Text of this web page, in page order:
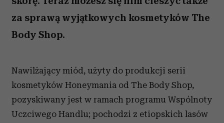
za sprawą wyjątkowych kosmetyków The
Body Shop.
Nawilżający miód, użyty do produkcji serii
kosmetyków Honeymania od The Body Shop,
pozyskiwany jest w ramach programu Wspólnoty
Uczciwego Handlu; pochodzi z etiopskich lasów